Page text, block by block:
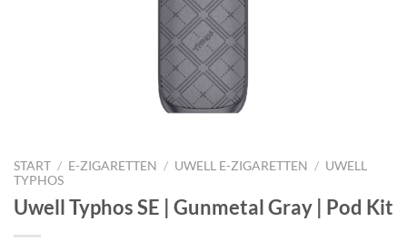
START / E-ZIGARETTEN / UWELL E-ZIGARETTEN / UWELL
TYPHOS
Uwell Typhos SE | Gunmetal Gray | Pod Kit